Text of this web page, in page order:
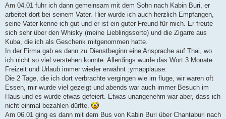
Am 04.01 fuhr ich dann gemeinsam mit dem Sohn nach Kabin Buri, er
arbeitet dort bei seinem Vater. Hier wurde ich auch herzlich Empfangen,
seine Vater kenne ich gut und er ist ein guter Freund für mich. Er freute
sich sehr über den Whisky (meine Lieblingssorte) und die Zigarre aus
Kuba, die ich als Geschenk mitgenommen hatte.
In der Firma gab es dann zu Dienstbeginn eine Ansprache auf Thai, wo
ich nicht so viel verstehen konnte. Allerdings wurde das Wort 3 Monate
Freizeit und Urlaub immer wieder erwähnt :ymapplause:
Die 2 Tage, die ich dort verbrachte vergingen wie im fluge, wir waren oft
Essen, mir wurde viel gezeigt und abends war auch immer Besuch im
Haus und es wurde etwas gefeiert. Etwas unangenehm war aber, dass ich
nicht einmal bezahlen dürfte.
Am 06.01 ging es dann mit dem Bus von Kabin Buri über Chantaburi nach